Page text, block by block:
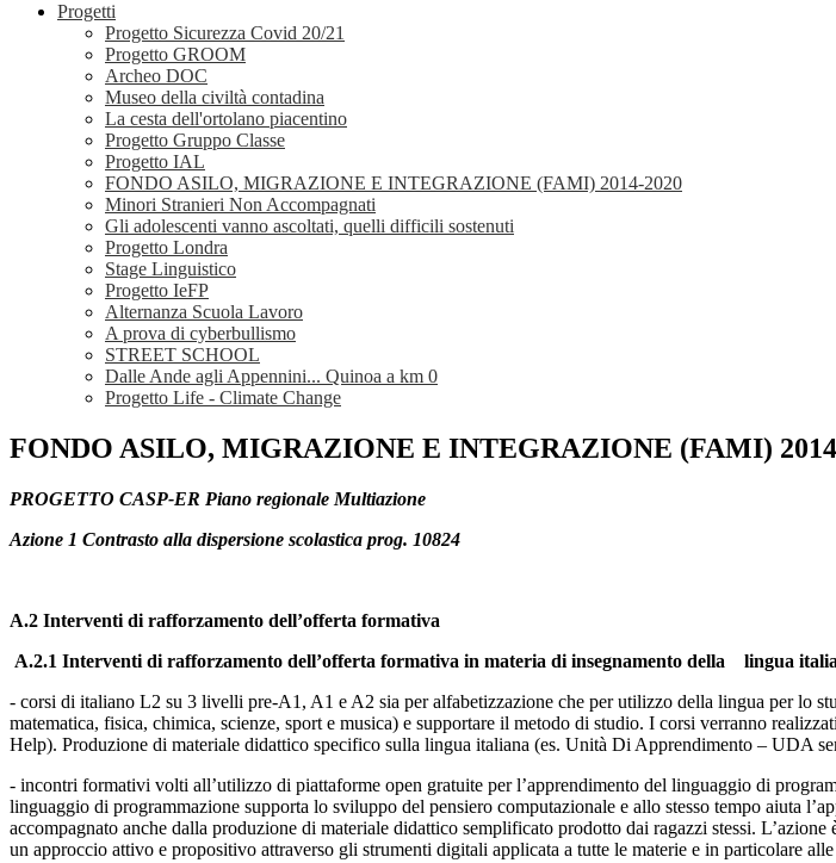
Progetti
Progetto Sicurezza Covid 20/21
Progetto GROOM
Archeo DOC
Museo della civiltà contadina
La cesta dell'ortolano piacentino
Progetto Gruppo Classe
Progetto IAL
FONDO ASILO, MIGRAZIONE E INTEGRAZIONE (FAMI) 2014-2020
Minori Stranieri Non Accompagnati
Gli adolescenti vanno ascoltati, quelli difficili sostenuti
Progetto Londra
Stage Linguistico
Progetto IeFP
Alternanza Scuola Lavoro
A prova di cyberbullismo
STREET SCHOOL
Dalle Ande agli Appennini... Quinoa a km 0
Progetto Life - Climate Change
FONDO ASILO, MIGRAZIONE E INTEGRAZIONE (FAMI)
PROGETTO CASP-ER Piano regionale Multiazione
Azione 1 Contrasto alla dispersione scolastica prog. 10824
A.2 Interventi di rafforzamento dell’offerta formativa
A.2.1 Interventi di rafforzamento dell’offerta formativa in materia di insegnamento della lingua
- corsi di italiano L2 su 3 livelli pre-A1, A1 e A2 sia per alfabetizzazione che per utilizzo della lingua per lo
matematica, fisica, chimica, scienze, sport e musica) e supportare il metodo di studio. I corsi verranno
Help). Produzione di materiale didattico specifico sulla lingua italiana (es. Unità Di Apprendimento – UDA
- incontri formativi volti all’utilizzo di piattaforme open gratuite per l’apprendimento del linguaggio di
linguaggio di programmazione supporta lo sviluppo del pensiero computazionale e allo stesso tempo aiuta
accompagnato anche dalla produzione di materiale didattico semplificato prodotto dai ragazzi stessi.
un approccio attivo e propositivo attraverso gli strumenti digitali applicata a tutte le materie e in particolare